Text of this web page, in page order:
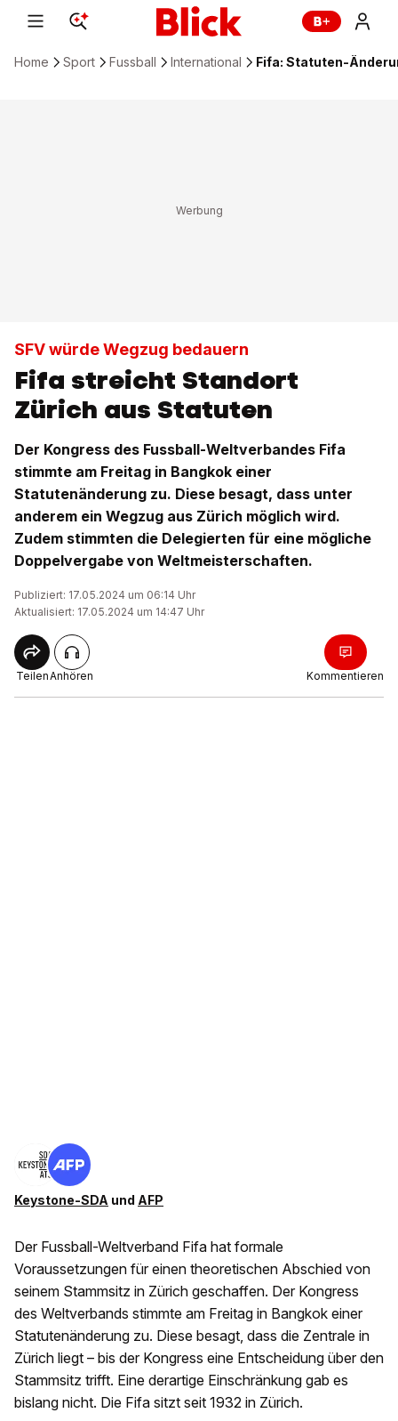
Home Sport Fussball International Fifa: Statuten-
SFV würde Wegzug bedauern
Fifa streicht Standort
Zürich aus Statuten
Der Kongress des Fussball-Weltverbandes Fifa
stimmte am Freitag in Bangkok einer
Statutenänderung zu. Diese besagt, dass unter
anderem ein Wegzug aus Zürich möglich wird.
Zudem stimmten die Delegierten für eine mögliche
Doppelvergabe von Weltmeisterschaften.
Publiziert: 17.05.2024 um 06:14 Uhr
Aktualisiert: 17.05.2024 um 14:47 Uhr
TeilenAnhören Kommentieren
Keystone-SDA und AFP
Der Fussball-Weltverband Fifa hat formale
Voraussetzungen für einen theoretischen Abschied von
seinem Stammsitz in Zürich geschaffen. Der Kongress
des Weltverbands stimmte am Freitag in Bangkok einer
Statutenänderung zu. Diese besagt, dass die Zentrale in
Zürich liegt – bis der Kongress eine Entscheidung über den
Stammsitz trifft. Eine derartige Einschränkung gab es
bislang nicht. Die Fifa sitzt seit 1932 in Zürich.